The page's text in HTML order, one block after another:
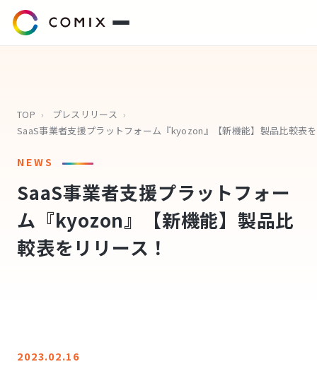
プレスリリース
代表挨拶
役員紹介
TOP › プレスリリース ›
NEWS
SaaS事業者支援プラットフォー
ム『kyozon』【新機能】製品比
較表をリリース！
2023.02.16